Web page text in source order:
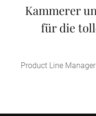
Kammerer
für die
Product Line